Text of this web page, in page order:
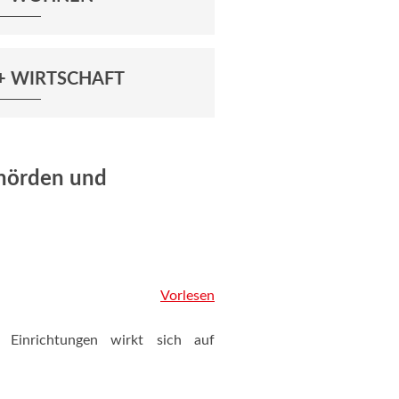
WIRTSCHAFT
und
Vorlesen
Einrichtungen wirkt sich auf